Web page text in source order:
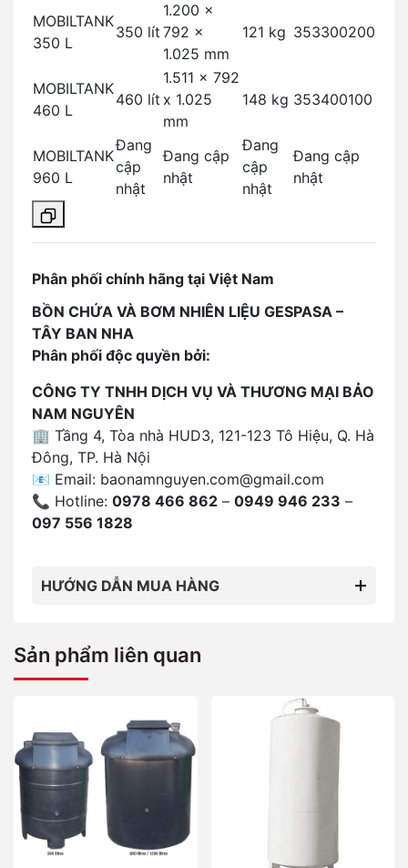
MOBILTANK
350 L
350 lít
1.200 x
792 x
1.025 mm
121 kg 353300200
MOBILTANK
460 L
460 lít
1.511 x 792
x 1.025
mm
148 kg 353400100
MOBILTANK
960 L
Đang
cập
nhật
Đang cập
nhật
Đang
cập
nhật
Đang cập
nhật
Phân phối chính hãng tại Việt Nam
BỒN CHỨA VÀ BƠM NHIÊN LIỆU GESPASA –
TÂY BAN NHA
Phân phối độc quyền bởi:
CÔNG TY TNHH DỊCH VỤ VÀ THƯƠNG MẠI BẢO
NAM NGUYÊN
🏢 Tầng 4, Tòa nhà HUD3, 121-123 Tô Hiệu, Q. Hà
Đông, TP. Hà Nội
📧 Email: baonamnguyen.com@gmail.com
📞 Hotline: 0978 466 862 – 0949 946 233 –
097 556 1828
HƯỚNG DẪN MUA HÀNG
Sản phẩm liên quan